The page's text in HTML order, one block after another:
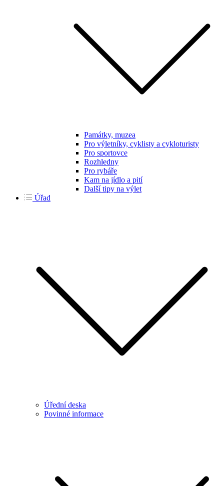
Památky, muzea
Pro výletníky, cyklisty a cykloturisty
Pro sportovce
Rozhledny
Pro rybáře
Kam na jídlo a pití
Další tipy na výlet
Úřad
Úřední deska
Povinné informace